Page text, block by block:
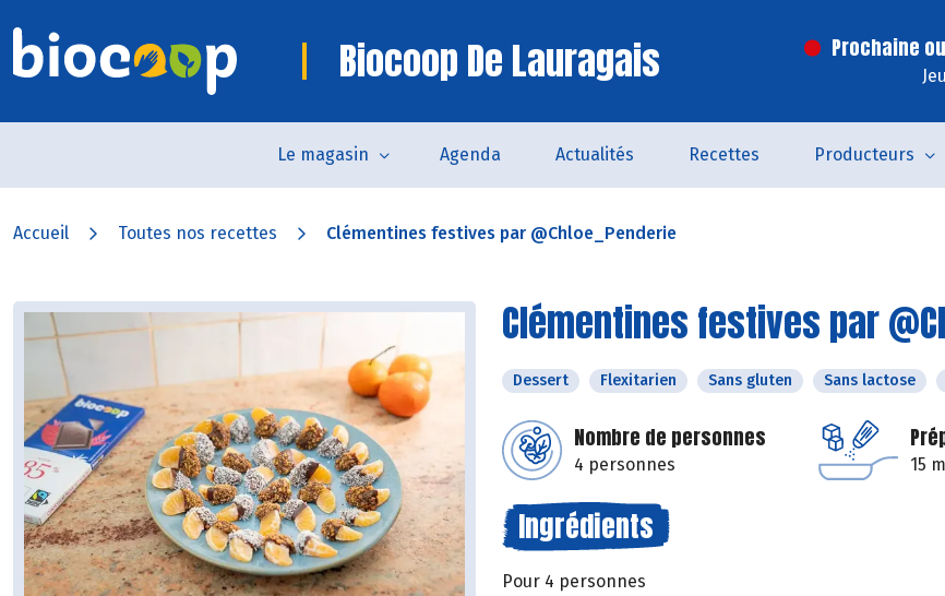
Biocoop De Lauragais Prochaine
Le magasin Agenda Actualités Recettes Producteurs
Accueil Toutes nos recettes Clémentines festives par @Chloe_Penderie
Clémentines festives par
Dessert Flexitarien Sans gluten Sans lactose
Nombre de personnes
4 personnes 15
Ingrédients
Pour 4 personnes